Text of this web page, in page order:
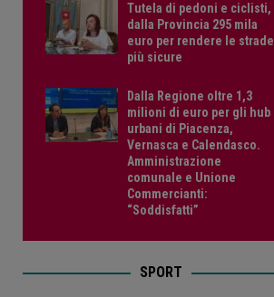
Tutela di pedoni e ciclisti,
dalla Provincia 295 mila
euro per rendere le strade
più sicure
Dalla Regione oltre 1,3
milioni di euro per gli hub
urbani di Piacenza,
Vernasca e Calendasco.
Amministrazione
comunale e Unione
Commercianti:
“Soddisfatti”
SPORT